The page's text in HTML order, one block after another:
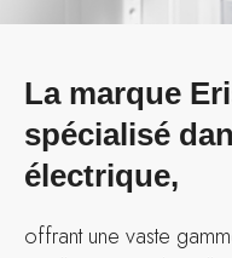
La marque
spécialisé
électrique,
offrant une vaste